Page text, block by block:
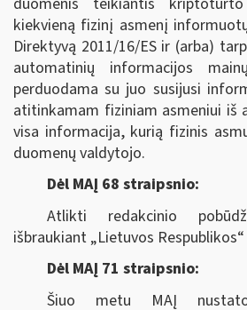
kiekvieną fizinį asmenį
Direktyvą 2011/16/ES ir (arba)
automatinių informacijos
perduodama su juo susijusi
atitinkamam fiziniam asmeniui iš
visa informacija, kurią fizinis
duomenų valdytojo.
Dėl MAĮ 68 straipsnio:
Atlikti redakcinio
išbraukiant „Lietuvos
Dėl MAĮ 71 straipsnio:
Šiuo metu MAĮ